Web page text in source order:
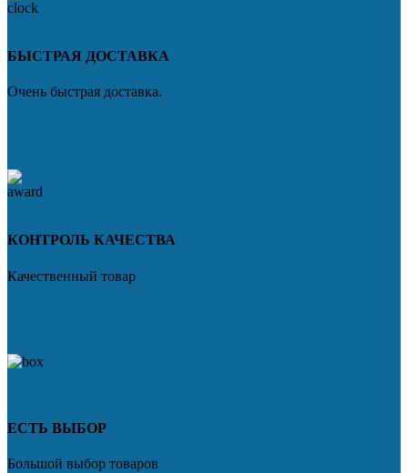
БЫСТРАЯ ДОСТАВКА
Очень быстрая доставка.
КОНТРОЛЬ КАЧЕСТВА
Качественный товар
ЕСТЬ ВЫБОР
Большой выбор товаров